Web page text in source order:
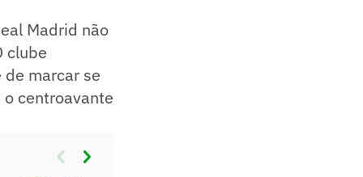
Madrid não
clube
marcar se
centroavante